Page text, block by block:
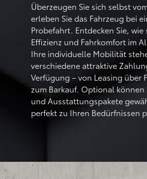
Überzeugen Sie sich selbst
erleben Sie das Fahrzeug bei
Probefahrt. Entdecken Sie, wie
Effizienz und Fahrkomfort im
Ihre individuelle Mobilität
verschiedene attraktive
Verfügung – von Leasing über
zum Barkauf. Optional können
und Ausstattungspakete
perfekt zu Ihren Bedürfnissen